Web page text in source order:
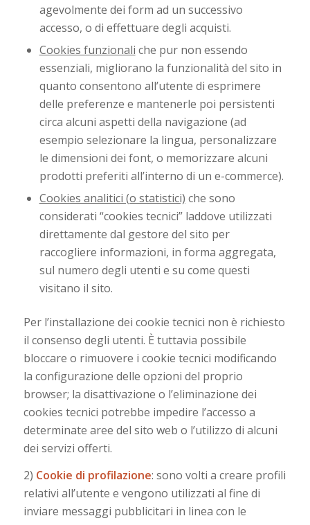
agevolmente dei form ad un successivo
accesso, o di effettuare degli acquisti.
Cookies funzionali che pur non essendo
essenziali, migliorano la funzionalità del sito in
quanto consentono all’utente di esprimere
delle preferenze e mantenerle poi persistenti
circa alcuni aspetti della navigazione (ad
esempio selezionare la lingua, personalizzare
le dimensioni dei font, o memorizzare alcuni
prodotti preferiti all’interno di un e-commerce).
Cookies analitici (o statistici) che sono
considerati “cookies tecnici” laddove utilizzati
direttamente dal gestore del sito per
raccogliere informazioni, in forma aggregata,
sul numero degli utenti e su come questi
visitano il sito.
Per l’installazione dei cookie tecnici non è richiesto
il consenso degli utenti. È tuttavia possibile
bloccare o rimuovere i cookie tecnici modificando
la configurazione delle opzioni del proprio
browser; la disattivazione o l’eliminazione dei
cookies tecnici potrebbe impedire l’accesso a
determinate aree del sito web o l’utilizzo di alcuni
dei servizi offerti.
2) Cookie di profilazione: sono volti a creare profili
relativi all’utente e vengono utilizzati al fine di
inviare messaggi pubblicitari in linea con le